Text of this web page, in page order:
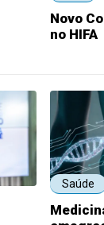
Novo
no HIFA
Saúde